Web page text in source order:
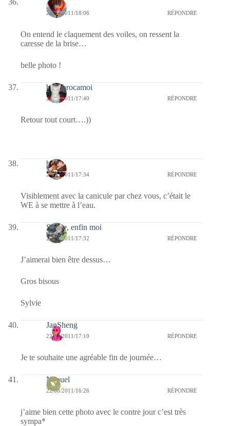
Ava
22/08/2011/18:06 RÉPONDRE
On entend le claquement des voiles, on ressent la
caresse de la brise…
belle photo !
bricabrocamoi
22/08/2011/17:40 RÉPONDRE
Retour tout court….))
boljo
22/08/2011/17:34 RÉPONDRE
Visiblement avec la canicule par chez vous, c’était le
WE à se mettre à l’eau.
Sylvie, enfin moi
22/08/2011/17:32 RÉPONDRE
J’aimerai bien être dessus…
Gros bisous
Sylvie
JanSheng
22/08/2011/17:10 RÉPONDRE
Je te souhaite une agréable fin de journée…
Naouel
22/08/2011/16:26 RÉPONDRE
j’aime bien cette photo avec le contre jour c’est très
sympa*